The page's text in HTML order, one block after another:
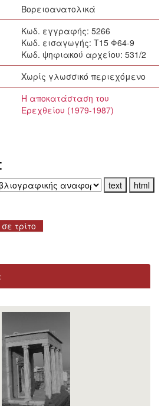
Βορειοανατολικά
Κωδ. εγγραφής: 5266
Κωδ. εισαγωγής: Τ15 Φ64-9
Κωδ. ψηφιακού αρχείου: 531/2
Xωρίς γλωσσικό περιεχόμενο
Η αποκατάσταση του
Ερεχθείου (1979-1987)
τρίτο